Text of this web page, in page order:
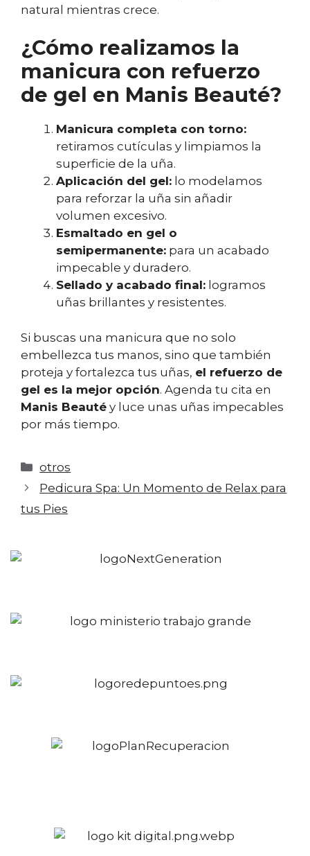
natural mientras crece.
¿Cómo realizamos la
manicura con refuerzo
de gel en Manis Beauté?
Manicura completa con torno:
retiramos cutículas y limpiamos la
superficie de la uña.
Aplicación del gel: lo modelamos
para reforzar la uña sin añadir
volumen excesivo.
Esmaltado en gel o
semipermanente: para un acabado
impecable y duradero.
Sellado y acabado final: logramos
uñas brillantes y resistentes.
Si buscas una manicura que no solo
embellezca tus manos, sino que también
proteja y fortalezca tus uñas, el refuerzo de
gel es la mejor opción. Agenda tu cita en
Manis Beauté y luce unas uñas impecables
por más tiempo.
otros
Pedicura Spa: Un Momento de Relax para
tus Pies